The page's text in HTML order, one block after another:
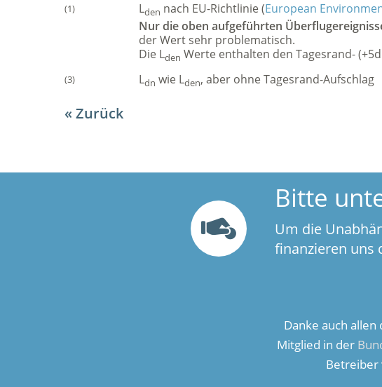
(1) Lden nach EU-Richtlinie (European
Nur die oben aufgeführten
der Wert sehr problematisch.
Die Lden Werte enthalten den Tagesrand-
(3) Ldn wie Lden, aber ohne Tagesrand-Aufschlag
Zurück
Bitte
Um die
finanzieren uns
Danke auch
Mitglied in der
Betreiber